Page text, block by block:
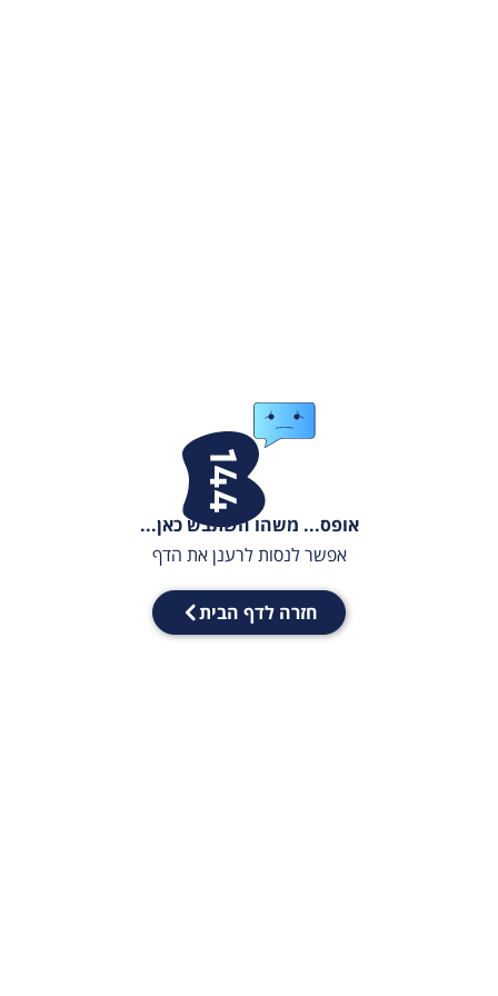
אופס... משהו השתבש כאן...
אפשר לנסות לרענן את הדף
חזרה לדף הבית